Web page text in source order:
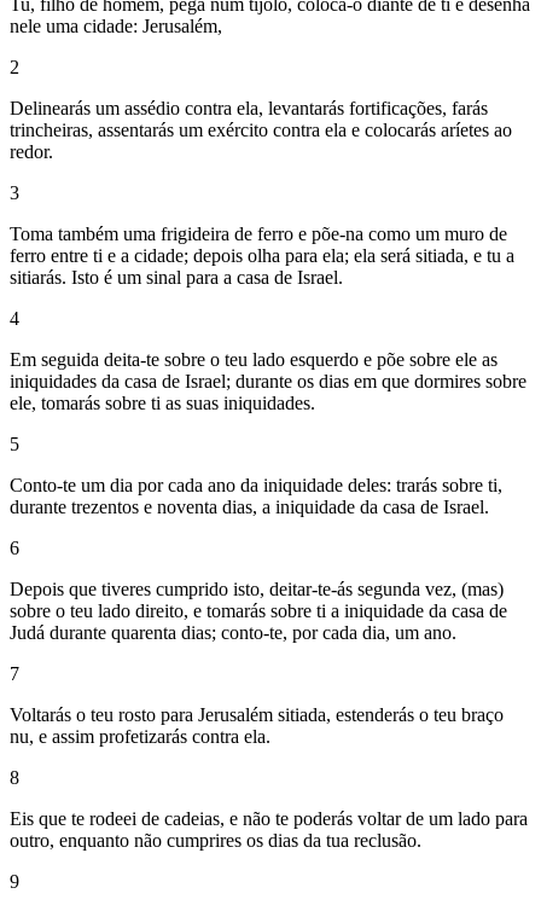
Tu, filho de homem, pega num tijolo, coloca-o diante de ti e desenha
nele uma cidade: Jerusalém,
2
Delinearás um assédio contra ela, levantarás fortificações, farás
trincheiras, assentarás um exército contra ela e colocarás aríetes ao
redor.
3
Toma também uma frigideira de ferro e põe-na como um muro de
ferro entre ti e a cidade; depois olha para ela; ela será sitiada, e tu a
sitiarás. Isto é um sinal para a casa de Israel.
4
Em seguida deita-te sobre o teu lado esquerdo e põe sobre ele as
iniquidades da casa de Israel; durante os dias em que dormires sobre
ele, tomarás sobre ti as suas iniquidades.
5
Conto-te um dia por cada ano da iniquidade deles: trarás sobre ti,
durante trezentos e noventa dias, a iniquidade da casa de Israel.
6
Depois que tiveres cumprido isto, deitar-te-ás segunda vez, (mas)
sobre o teu lado direito, e tomarás sobre ti a iniquidade da casa de
Judá durante quarenta dias; conto-te, por cada dia, um ano.
7
Voltarás o teu rosto para Jerusalém sitiada, estenderás o teu braço
nu, e assim profetizarás contra ela.
8
Eis que te rodeei de cadeias, e não te poderás voltar de um lado para
outro, enquanto não cumprires os dias da tua reclusão.
9